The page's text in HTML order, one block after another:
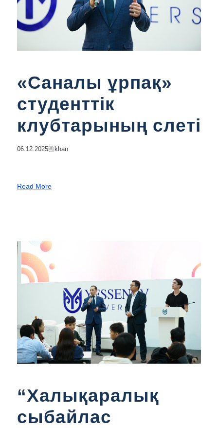
«Саналы ұрпақ»
студенттік
клубтарының слеті
06.12.2025 Khan
Read More
“Халықаралық
сыбайлас